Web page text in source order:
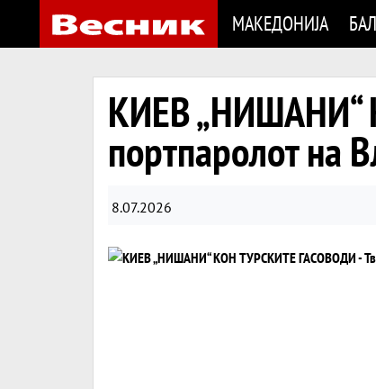
МАКЕДОНИЈА
КИЕВ „НИШАНИ“
портпаролот на
8.07.2026